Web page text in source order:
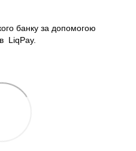
банку за допомогою
LiqPay.